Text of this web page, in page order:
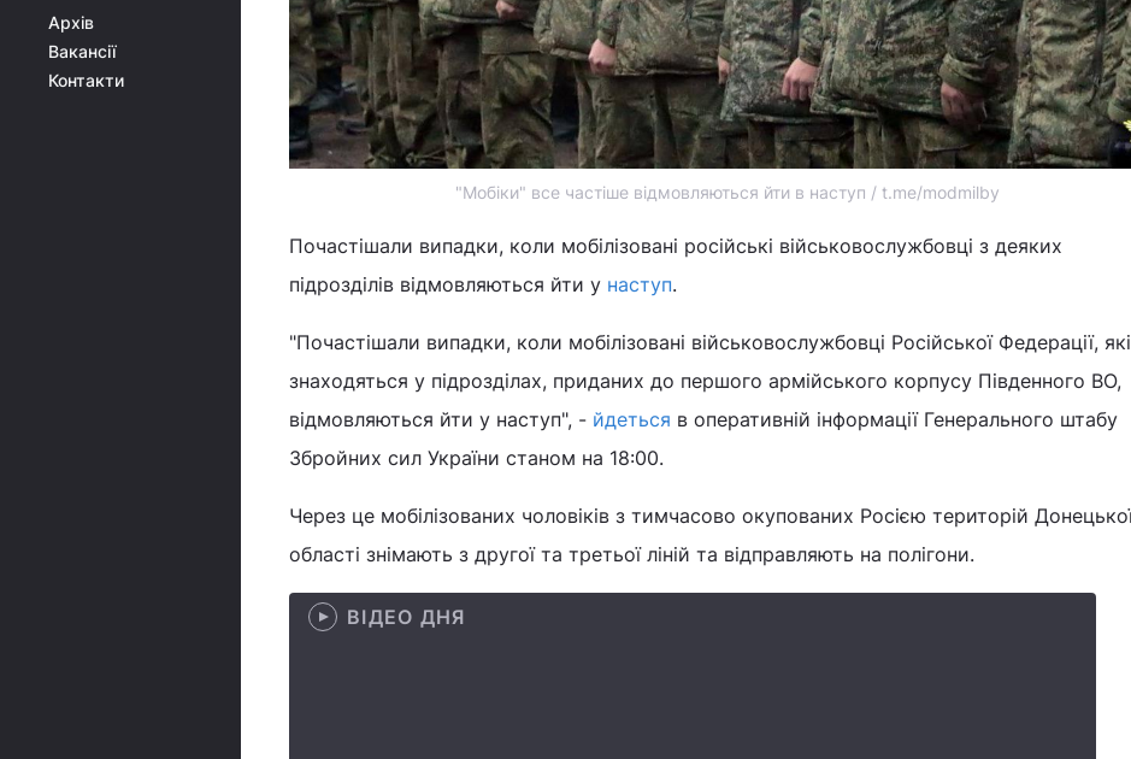
Архів
Вакансії
Контакти
"Мобіки" все частіше відмовляються йти в наступ / t.me/modmilby
Почастішали випадки, коли мобілізовані російські військовослужбовці з деяких
підрозділів відмовляються йти у наступ.
"Почастішали випадки, коли мобілізовані військовослужбовці Російської Федерації, які
знаходяться у підрозділах, приданих до першого армійського корпусу Південного ВО,
відмовляються йти у наступ", - йдеться в оперативній інформації Генерального штабу
Збройних сил України станом на 18:00.
Через це мобілізованих чоловіків з тимчасово окупованих Росією територій
області знімають з другої та третьої ліній та відправляють на полігони.
ВІДЕО ДНЯ